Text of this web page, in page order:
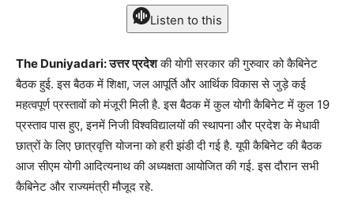
Listen to this
The Duniyadari: उत्तर प्रदेशकी योगी सरकार की गुरुवार को कैबिनेट
बैठक हुई. इस बैठक में शिक्षा, जल आपूर्ति और आर्थिक विकास से जुड़े कई
महत्वपूर्ण प्रस्तावों को मंजूरी मिली है. इस बैठक में कुल योगी कैबिनेट में कुल 19
प्रस्ताव पास हुए, इनमें निजी विश्वविद्यालयों की स्थापना और प्रदेश के मेधावी
छात्रों के लिए छात्रवृत्ति योजना को हरी झंडी दी गई है. यूपी कैबिनेट की बैठक
आज सीएम योगी आदित्यनाथ की अध्यक्षता आयोजित की गई. इस दौरान सभी
कैबिनेट और राज्यमंत्री मौजूद रहे.